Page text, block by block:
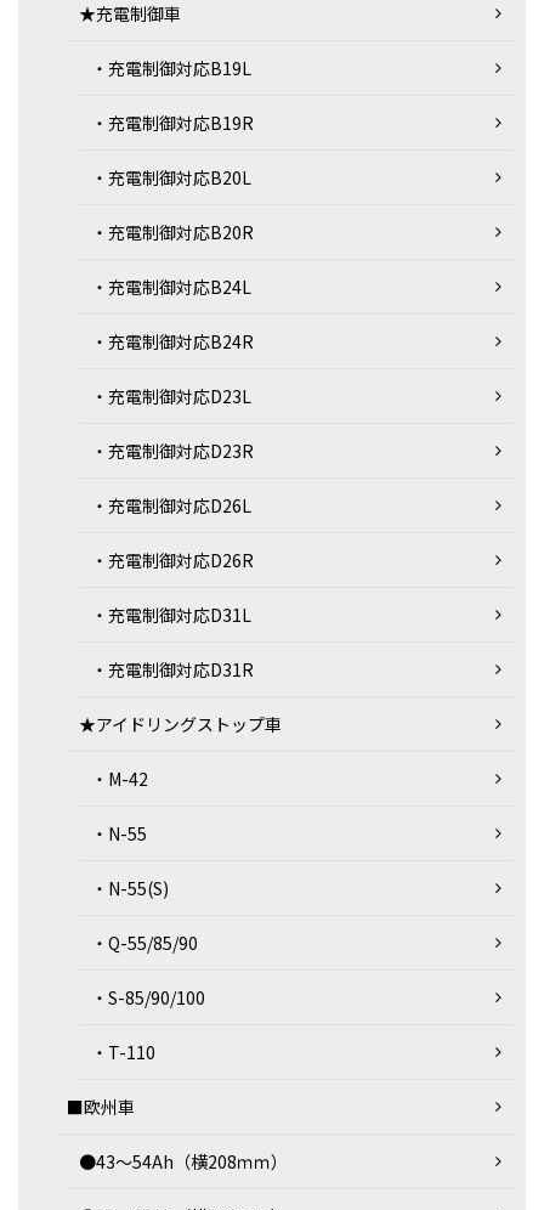
★充電制御車
・充電制御対応B19L
・充電制御対応B19R
・充電制御対応B20L
・充電制御対応B20R
・充電制御対応B24L
・充電制御対応B24R
・充電制御対応D23L
・充電制御対応D23R
・充電制御対応D26L
・充電制御対応D26R
・充電制御対応D31L
・充電制御対応D31R
★アイドリングストップ車
・M-42
・N-55
・N-55(S)
・Q-55/85/90
・S-85/90/100
・T-110
■欧州車
●43～54Ah（横208ｍｍ）